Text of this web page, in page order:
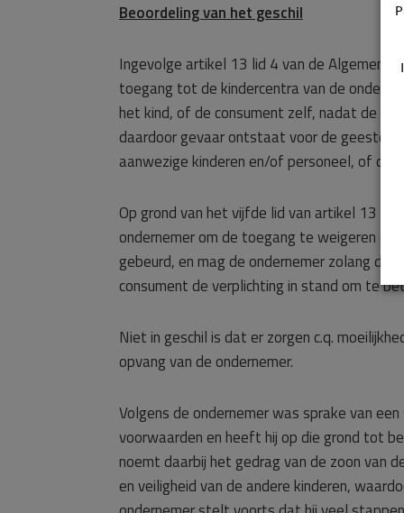
Beoordeling van het geschil
Ingevolge artikel 13 lid 4 van de Algemene
toegang tot de kindercentra van de
het kind, of de consument zelf, nadat de
daardoor gevaar ontstaat voor de
aanwezige kinderen en/of personeel, of
Op grond van het vijfde lid van artikel 13
ondernemer om de toegang te weigeren
gebeurd, en mag de ondernemer zolang
consument de verplichting in stand om te
Niet in geschil is dat er zorgen c.q.
opvang van de ondernemer.
Volgens de ondernemer was sprake van
voorwaarden en heeft hij op die grond tot
noemt daarbij het gedrag van de zoon van
en veiligheid van de andere kinderen,